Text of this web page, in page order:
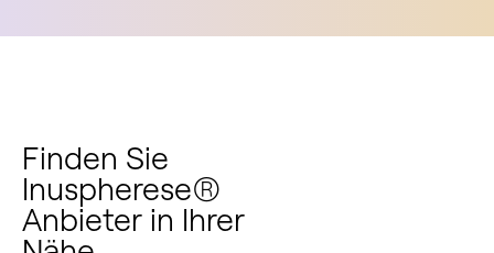
Finden Sie
Inuspherese®
Anbieter in Ihrer